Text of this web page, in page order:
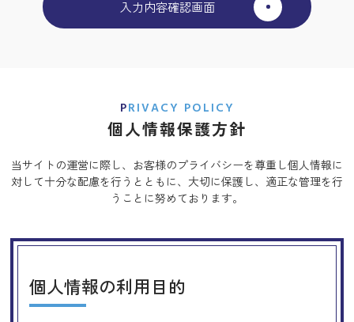
PRIVACY POLICY
個人情報保護方針
当サイトの運営に際し、お客様のプライバシーを尊重し個人情報に
対して十分な配慮を行うとともに、 大切に保護し、適正な管理を行
うことに努めております。
個人情報の利用目的